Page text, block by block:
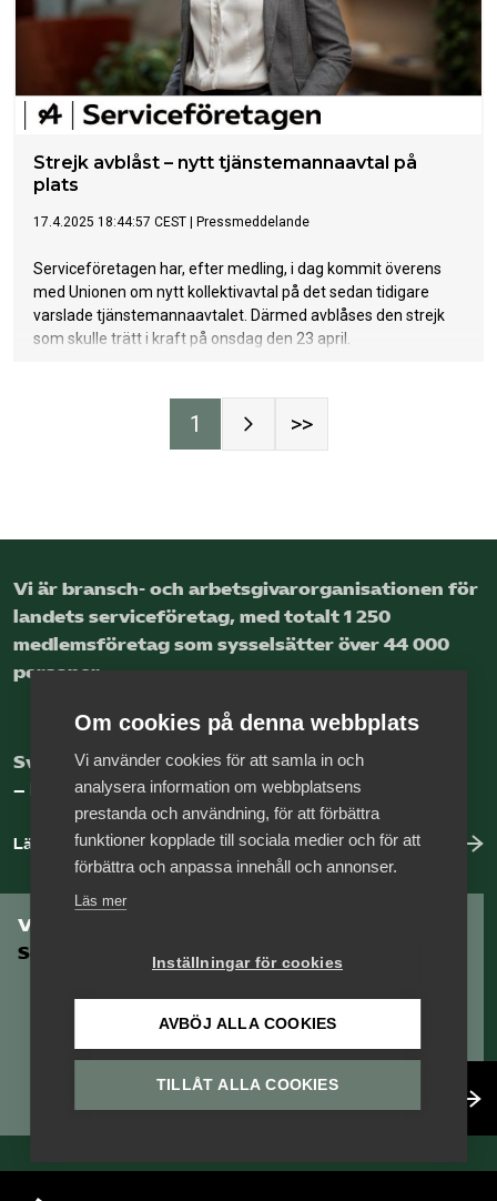
Vi är bransch- och arbetsgivar­organisationen för
landets service­företag, med totalt 1 250
medlems­företag som sysselsätter över 44 000
personer.
Sveriges nya basnäring
– landets främsta integrationsmotor.
Läs mer om oss
Vill du vara en del av
Serviceföretagen?
Om cookies på denna webbplats
Vi använder cookies för att samla in och
analysera information om webbplatsens
prestanda och användning, för att förbättra
funktioner kopplade till sociala medier och för att
förbättra och anpassa innehåll och annonser.
Läs mer
Inställningar för cookies
AVBÖJ ALLA COOKIES
TILLÅT ALLA COOKIES